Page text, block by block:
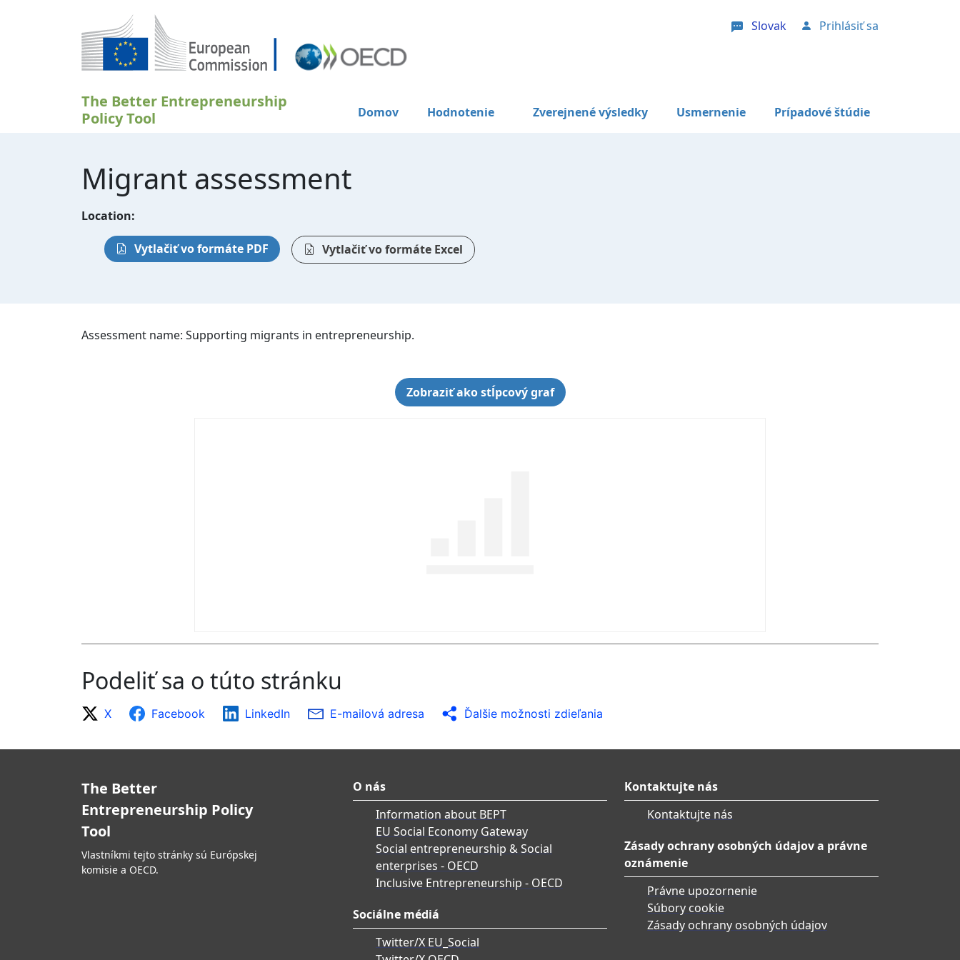
Skočiť na hlavný obsah Slovak User account menu
Prihlásiť sa
The Better Entrepreneurship
Policy Tool
Domov Hodnotenie Zverejnené výsledky Usmernenie Prípadové štúdie
Migrant assessment
Location:
Vytlačiť vo formáte PDF Vytlačiť vo formáte Excel
Assessment name: Supporting migrants in entrepreneurship.
Zobraziť ako stĺpcový graf
Podeliť sa o túto stránku
X Facebook LinkedIn E-mailová adresa Ďalšie možnosti zdieľania
The Better
Entrepreneurship Policy
Tool
Vlastníkmi tejto stránky sú Európskej
komisie a OECD.
O nás
Information about BEPT
EU Social Economy Gateway
Social entrepreneurship & Social
enterprises - OECD
Inclusive Entrepreneurship - OECD
Sociálne médiá
Twitter/X EU_Social
Kontaktujte nás
Kontaktujte nás
Zásady ochrany osobných údajov a právne
oznámenie
Právne upozornenie
Súbory cookie
Zásady ochrany osobných údajov